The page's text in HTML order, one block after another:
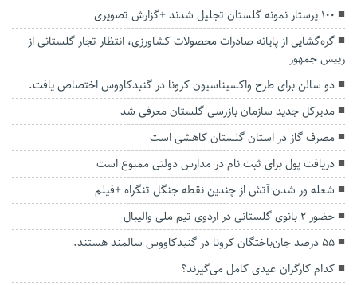
۱۰۰ پرستار نمونه گلستان تجلیل شدند +گزارش تصویری
گره‌گشایی از پایانه صادرات محصولات کشاورزی، انتظار تجار گلستانی از
رییس جمهور
دو سالن برای طرح واکسیناسیون کرونا در گنبدکاووس اختصاص یافت.
مدیرکل جدید سازمان بازرسی گلستان معرفی شد
مصرف گاز در استان گلستان کاهشی است
دریافت پول برای ثبت نام در مدارس دولتی ممنوع است
شعله ور شدن آتش از چندین نقطه جنگل تنگراه +فیلم
حضور ۲ بانوی گلستانی در اردوی تیم ملی والیبال
۵۵ درصد جان‌باختگان کرونا در گنبدکاووس سالمند هستند.
کدام کارگران عیدی کامل می‌گیرند؟